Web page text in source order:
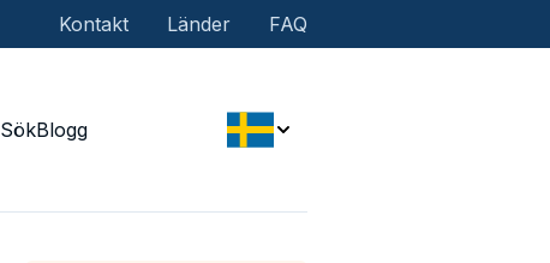
Kontakt Länder FAQ
SökBlogg